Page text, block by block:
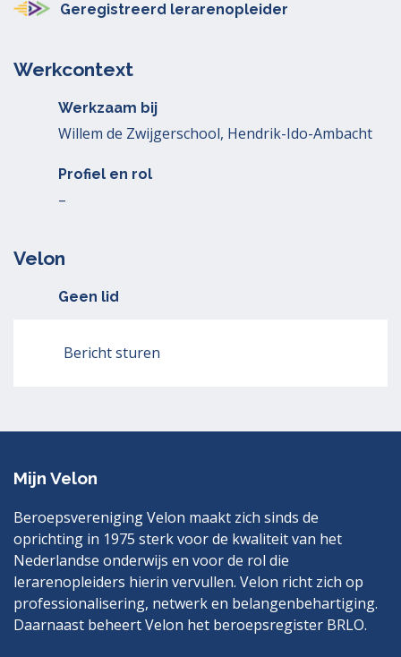
Geregistreerd lerarenopleider
Werkcontext
Werkzaam bij
Willem de Zwijgerschool, Hendrik-Ido-Ambacht
Profiel en rol
–
Velon
Geen lid
Bericht sturen
Mijn Velon
Beroepsvereniging Velon maakt zich sinds de
oprichting in 1975 sterk voor de kwaliteit van het
Nederlandse onderwijs en voor de rol die
lerarenopleiders hierin vervullen. Velon richt zich op
professionalisering, netwerk en belangenbehartiging.
Daarnaast beheert Velon het beroepsregister BRLO.